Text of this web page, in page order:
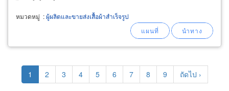
หมวดหมู่ :ผู้ผลิตและขายส่งเสื้อผ้าสำเร็จรูป
Pagination
Current
page
1 Page
2 Page
3 Page
4 Page
5 Page
6 Page
7 Page
8 Page
9
Next
page
ถัดไป ›